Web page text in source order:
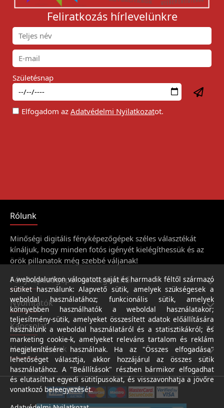
Feliratkozás hírlevelünkre
Születésnap
Elfogadom az Adatvédelmi Nyilatkozatot.
Rólunk
Minőségi digitális fényképezőgépek széles választékát
kínáljuk, hogy minden fotós igényét kielégíthessük és az
örök pillanatok még szebbé váljanak!
Fényképezőgépek és kiegészítői
Nyomtatók
Kapcsolat
Hasznos linkek
A weboldalunkon válogatott saját és harmadik féltől származó
sütiket használunk: Alapvető sütik, amelyek szükségesek a
weboldal használatához; funkcionális sütik, amelyek
könnyebben használhatók a weboldal használatakor;
teljesítmény-sütik, amelyeket összesített adatok előállítására
használunk a weboldal használatáról és a statisztikákról; és
marketing cookie-k, amelyeket releváns tartalom és reklám
megjelenítésére használnak. Ha az "Összes elfogadása"
lehetőséget választja, akkor hozzájárul az összes sütik
használatához. A "Beállítások" részben bármikor elfogadhat
és elutasíthat egyedi sütitípusokat, és visszavonhatja a jövőre
vonatkozó beleegyezését.